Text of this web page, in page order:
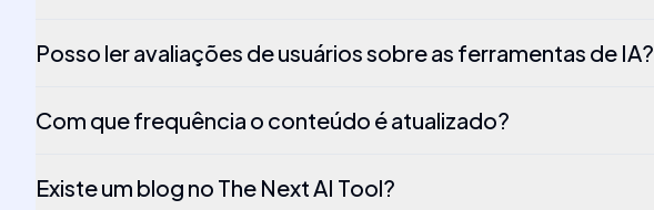
Posso ler avaliações de usuários sobre as ferramentas de IA?
Com que frequência o conteúdo é atualizado?
Existe um blog no The Next AI Tool?